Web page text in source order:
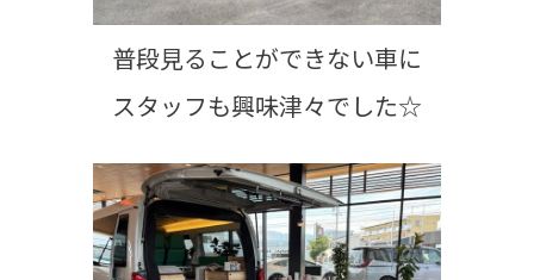
普段見ることができない車に
スタッフも興味津々でした☆